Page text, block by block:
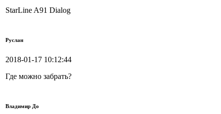
StarLine A91 Dialog
Руслан
2018-01-17 10:12:44
Где можно забрать?
Владимир До